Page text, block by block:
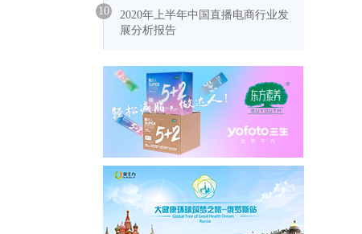
10
2020年上半年中国直播电商行业发
展分析报告